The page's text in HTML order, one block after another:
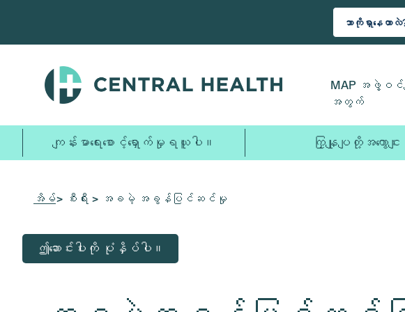
သို့
ပါ။
MAP အဖွဲ့ဝင်မျ
အတွက်
ကျန်းမာရေးစောင့်ရှောက်မှုရယူပါ။ ကြှနျုပျတို့အကွောငျး
အိမ်> စီးရီး > အခမဲ့ အခွန်ပြင်ဆင်မှု
ဤဆောင်းပါးကို ပုံနှိပ်ပါ။